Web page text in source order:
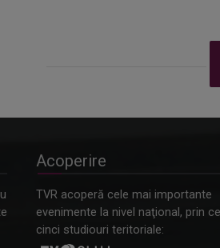
Acoperire
TVR acoperă cele mai importante
evenimente la nivel naţional, prin
cinci studiouri teritoriale: